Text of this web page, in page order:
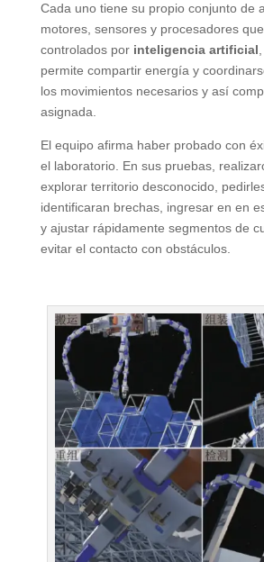
Cada uno tiene su propio conjunto de
motores, sensores y procesadores
controlados por inteligencia artificial
permite compartir energía y
los movimientos necesarios y así
asignada.
El equipo afirma haber probado con
el laboratorio. En sus pruebas,
explorar territorio desconocido,
identificaran brechas, ingresar en en
y ajustar rápidamente segmentos de
evitar el contacto con obstáculos.